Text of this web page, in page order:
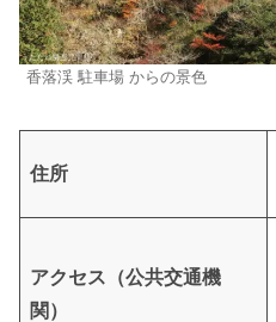
香落渓 駐車場 からの景色
住所
アクセス（公共交通機
関）